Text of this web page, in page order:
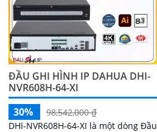
ĐẦU GHI HÌNH IP DAHUA DHI-
NVR608H-64-XI
30%
98,542,000 ₫
DHI-NVR608H-64-XI là một dòng Đầu